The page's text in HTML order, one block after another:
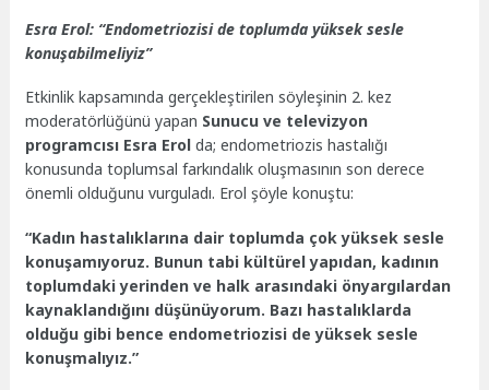
Esra Erol: “Endometriozisi de toplumda yüksek sesle
konuşabilmeliyiz”
Etkinlik kapsamında gerçekleştirilen söyleşinin 2. kez
moderatörlüğünü yapan Sunucu ve televizyon
programcısı Esra Erol da; endometriozis hastalığı
konusunda toplumsal farkındalık oluşmasının son derece
önemli olduğunu vurguladı. Erol şöyle konuştu:
“Kadın hastalıklarına dair toplumda çok yüksek sesle
konuşamıyoruz. Bunun tabi kültürel yapıdan, kadının
toplumdaki yerinden ve halk arasındaki önyargılardan
kaynaklandığını düşünüyorum. Bazı hastalıklarda
olduğu gibi bence endometriozisi de yüksek sesle
konuşmalıyız.”